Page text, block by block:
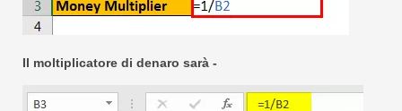
Il moltiplicatore di denaro sarà -